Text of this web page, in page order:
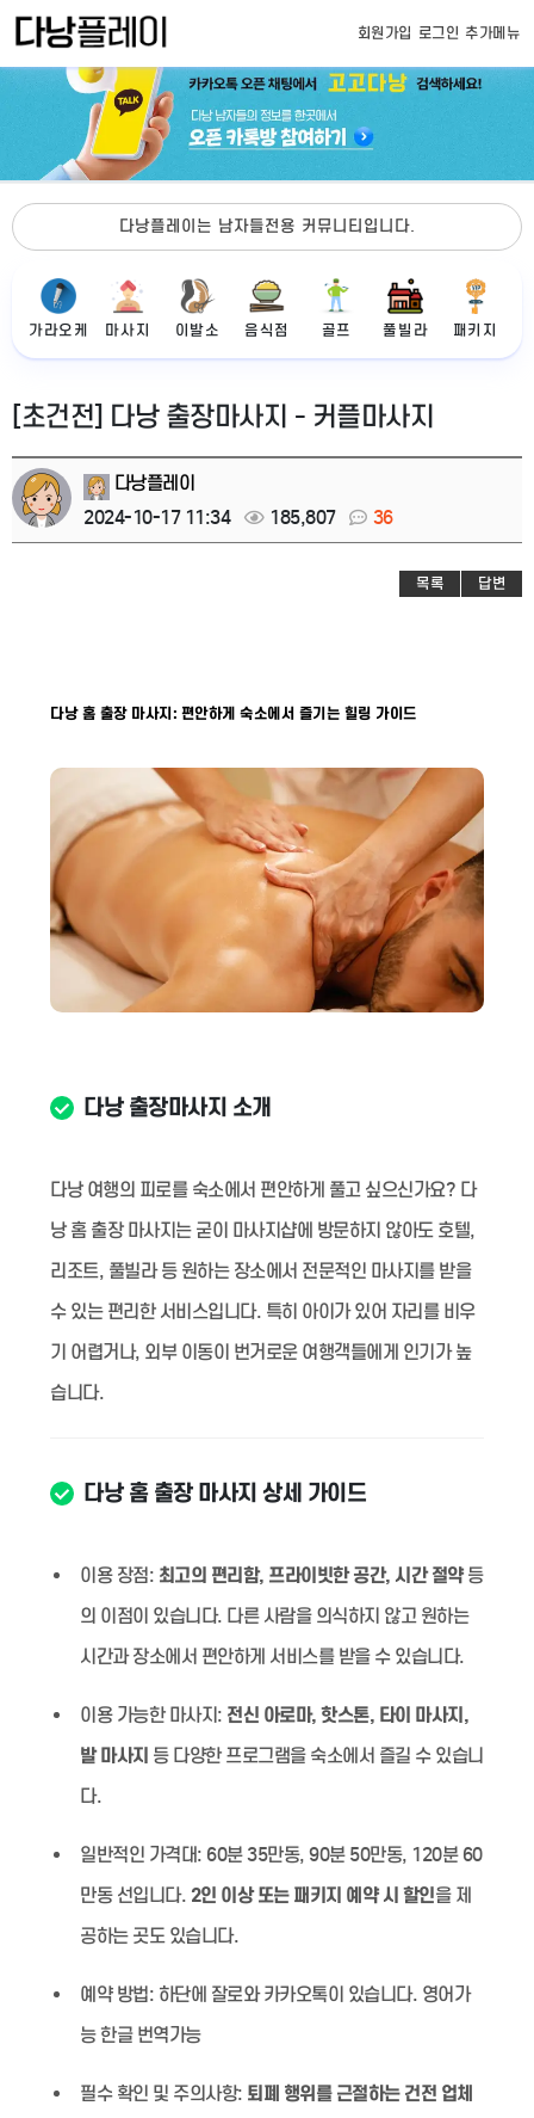
회원가입 로그인 추가메뉴
다낭플레이는 남자들전용 커뮤니티입니다.
가라오케 마사지 이발소 음식점 골프 풀빌라 패키지
[초건전] 다낭 출장마사지 - 커플마사지
다낭플레이
2024-10-17 11:34
185,807 36
목록 답변
다낭 홈 출장 마사지: 편안하게 숙소에서 즐기는 힐링 가이드
다낭 출장마사지 소개
다낭 여행의 피로를 숙소에서 편안하게 풀고 싶으신가요? 다
낭 홈 출장 마사지는 굳이 마사지샵에 방문하지 않아도 호텔,
리조트, 풀빌라 등 원하는 장소에서 전문적인 마사지를 받을
수 있는 편리한 서비스입니다. 특히 아이가 있어 자리를 비우
기 어렵거나, 외부 이동이 번거로운 여행객들에게 인기가 높
습니다.
다낭 홈 출장 마사지 상세 가이드
이용 장점: 최고의 편리함, 프라이빗한 공간, 시간 절약등
의 이점이 있습니다. 다른 사람을 의식하지 않고 원하는
시간과 장소에서 편안하게 서비스를 받을 수 있습니다.
이용 가능한 마사지: 전신 아로마, 핫스톤, 타이 마사지,
발 마사지 등 다양한 프로그램을 숙소에서 즐길 수 있습니
다.
일반적인 가격대: 60분 35만동, 90분 50만동, 120분 60
만동 선입니다. 2인 이상 또는 패키지 예약 시 할인을 제
공하는 곳도 있습니다.
예약 방법: 하단에 잘로와 카카오톡이 있습니다. 영어가
능 한글 번역가능
필수 확인 및 주의사항: 퇴폐 행위를 근절하는 건전 업체